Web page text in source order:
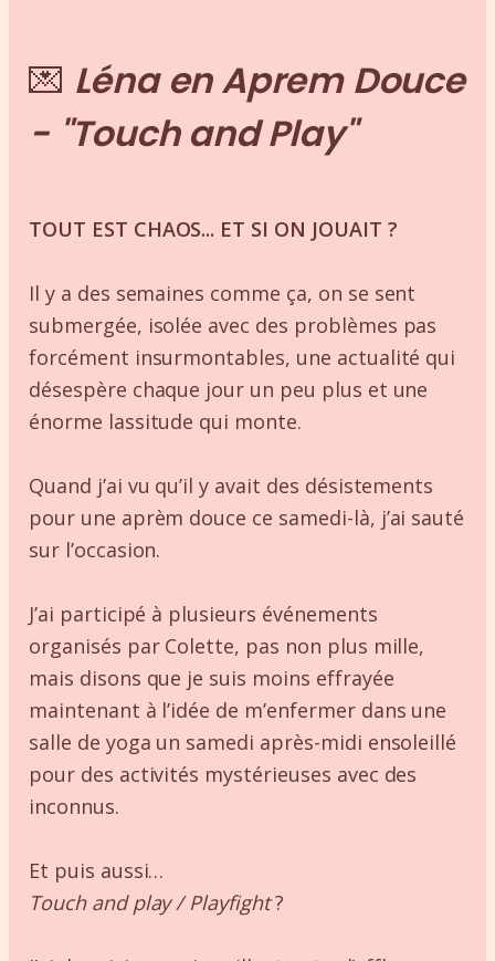
💌 Léna en Aprem Douce
- "Touch and Play"
TOUT EST CHAOS... ET SI ON JOUAIT ?
Il y a des semaines comme ça, on se sent
submergée, isolée avec des problèmes pas
forcément insurmontables, une actualité qui
désespère chaque jour un peu plus et une
énorme lassitude qui monte.
Quand j’ai vu qu’il y avait des désistements
pour une aprèm douce ce samedi-là, j’ai sauté
sur l’occasion.
J’ai participé à plusieurs événements
organisés par Colette, pas non plus mille,
mais disons que je suis moins effrayée
maintenant à l’idée de m’enfermer dans une
salle de yoga un samedi après-midi ensoleillé
pour des activités mystérieuses avec des
inconnus.
Et puis aussi…
Touch and play / Playfight?